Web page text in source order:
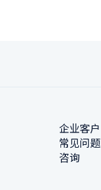
企业客户
常见问题
咨询